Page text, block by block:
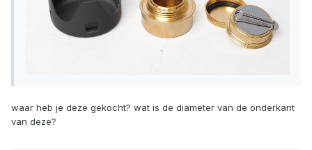
waar heb je deze gekocht? wat is de diameter van de onderkant
van deze?